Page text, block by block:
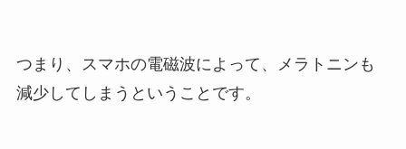
つまり、スマホの電磁波によって、メラトニンも
減少してしまうということです。